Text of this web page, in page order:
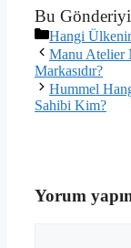
Bu
Kategoriler
Hangi
Manu Atelier
Markasıdır?
Hummel
Sahibi Kim?
Yorum